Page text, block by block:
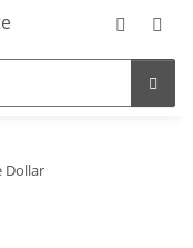
Dollar